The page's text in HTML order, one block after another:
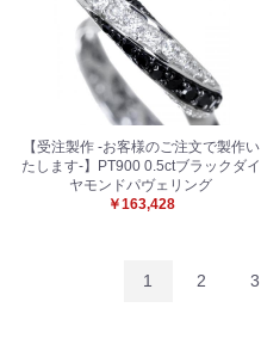
【受注製作 -お客様のご注文で製作い
たします-】PT900 0.5ctブラックダイ
ヤモンドパヴェリング
￥163,428
1 2 3